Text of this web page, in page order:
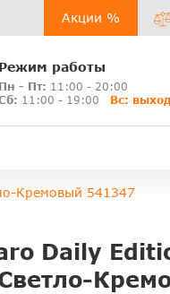
Акции %
Режим работы
Пн - Пт: 11:00 - 20:00
11:00 - 19:00 Вс:
Кремовый 541347
Daily